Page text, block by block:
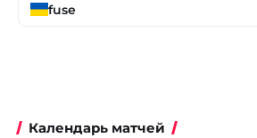
fuse
Календарь матчей